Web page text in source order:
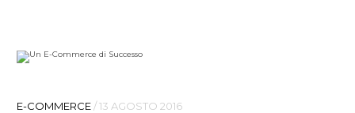
E-COMMERCE/13 AGOSTO 2016